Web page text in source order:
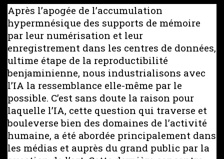
Après l’apogée de l’accumulation
hypermnésique des supports de mémoire
par leur numérisation et leur
enregistrement dans les centres de données,
ultime étape de la reproductibilité
benjaminienne, nous industrialisons avec
l’IA la ressemblance elle-même par le
possible. C’est sans doute la raison pour
laquelle l’IA, cette question qui traverse et
bouleverse bien des domaines de l’activité
humaine, a été abordée principalement dans
les médias et auprès du grand public par la